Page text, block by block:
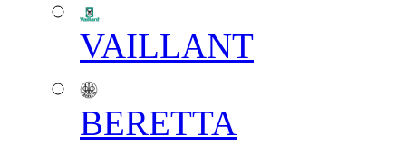
VAILLANT
BERETTA